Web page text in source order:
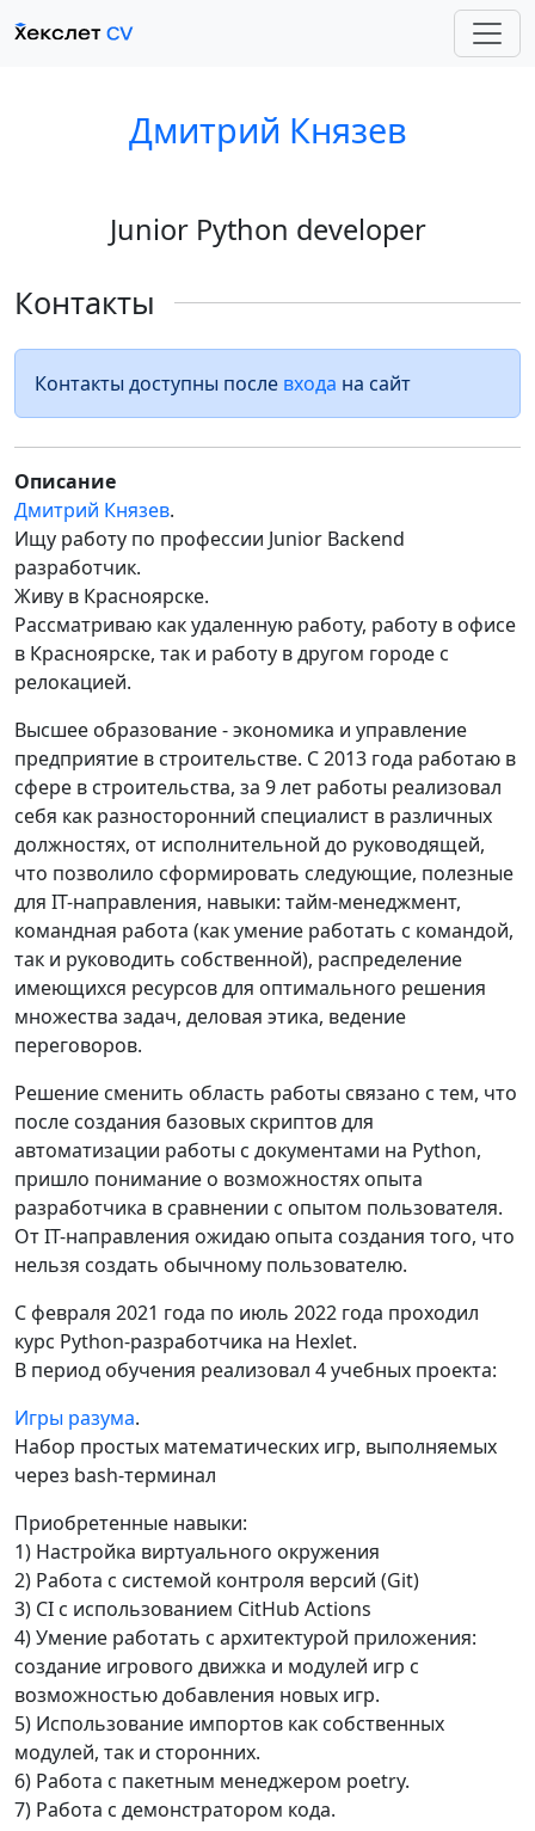
Дмитрий Князев
Junior Python developer
Контакты
Контакты доступны после входа на сайт
Описание
Дмитрий Князев.
Ищу работу по профессии Junior Backend
разработчик.
Живу в Красноярске.
Рассматриваю как удаленную работу, работу в офисе
в Красноярске, так и работу в другом городе с
релокацией.
Высшее образование - экономика и управление
предприятие в строительстве. С 2013 года работаю в
сфере в строительства, за 9 лет работы реализовал
себя как разносторонний специалист в различных
должностях, от исполнительной до руководящей,
что позволило сформировать следующие, полезные
для IT-направления, навыки: тайм-менеджмент,
командная работа (как умение работать с командой,
так и руководить собственной), распределение
имеющихся ресурсов для оптимального решения
множества задач, деловая этика, ведение
переговоров.
Решение сменить область работы связано с тем, что
после создания базовых скриптов для
автоматизации работы с документами на Python,
пришло понимание о возможностях опыта
разработчика в сравнении с опытом пользователя.
От IT-направления ожидаю опыта создания того, что
нельзя создать обычному пользователю.
С февраля 2021 года по июль 2022 года проходил
курс Python-разработчика на Hexlet.
В период обучения реализовал 4 учебных проекта:
Игры разума.
Набор простых математических игр, выполняемых
через bash-терминал
Приобретенные навыки:
1) Настройка виртуального окружения
2) Работа с системой контроля версий (Git)
3) CI с использованием CitHub Actions
4) Умение работать с архитектурой приложения:
создание игрового движка и модулей игр с
возможностью добавления новых игр.
5) Использование импортов как собственных
модулей, так и сторонних.
6) Работа с пакетным менеджером poetry.
7) Работа с демонстратором кода.